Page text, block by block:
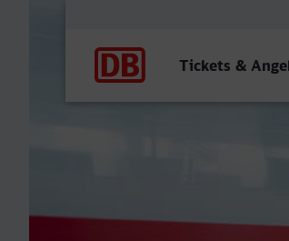
Tickets &
Heidelberg Hbf -